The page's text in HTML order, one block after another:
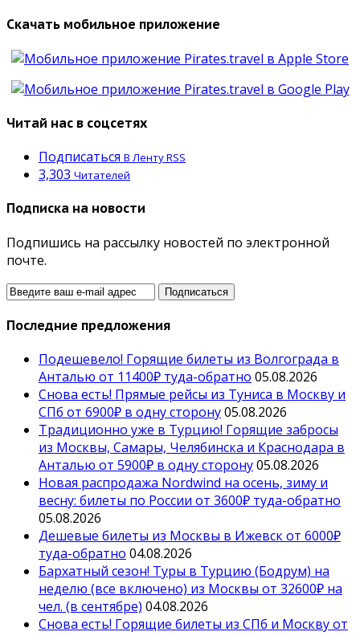
Скачать мобильное приложение
Читай нас в соцсетях
Подписаться В Ленту RSS
3,303 Читателей
Подписка на новости
Подпишись на рассылку новостей по электронной
почте.
Последние предложения
Подешевело! Горящие билеты из Волгограда в
Анталью от 11400₽ туда-обратно 05.08.2026
Снова есть! Прямые рейсы из Туниса в Москву и
СПб от 6900₽ в одну сторону05.08.2026
Традиционно уже в Турцию! Горящие забросы
из Москвы, Самары, Челябинска и Краснодара в
Анталью от 5900₽ в одну сторону05.08.2026
Новая распродажа Nordwind на осень, зиму и
весну: билеты по России от 3600₽ туда-обратно
05.08.2026
Дешевые билеты из Москвы в Ижевск от 6000₽
туда-обратно 04.08.2026
Бархатный сезон! Туры в Турцию (Бодрум) на
неделю (все включено) из Москвы от 32600₽ на
чел. (в сентябре) 04.08.2026
Снова есть! Горящие билеты из СПб и Москву от